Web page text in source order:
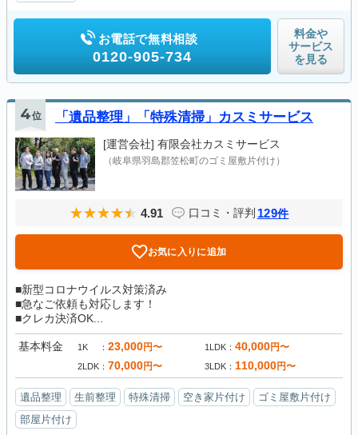
お電話で無料相談
0120-905-734
料金や
サービス
を見る
4位 「遺品整理」「特殊清掃」カスミサービス
[運営会社] 有限会社カスミサービス
（岐阜県羽島郡笠松町のゴミ屋敷片付け）
4.91 口コミ・評判 129件
お気に入りに追加
■新型コロナウイルス対策済み
■急なご依頼も対応します！
■クレカ決済OK...
基本料金 1K 23,000円〜 1LDK 40,000円〜
2LDK 70,000円〜 3LDK 110,000円〜
遺品整理 生前整理 特殊清掃 空き家片付け
ゴミ屋敷片付け
部屋片付け